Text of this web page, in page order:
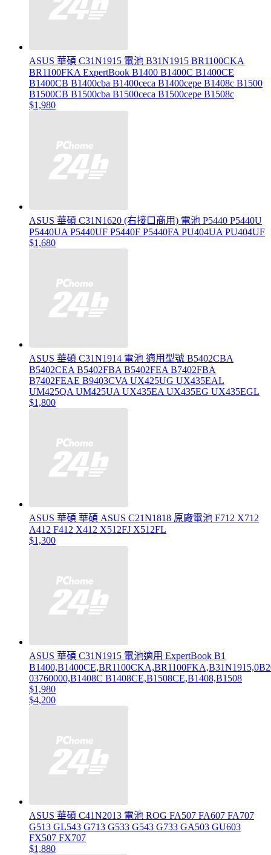
ASUS 華碩 C31N1915 電池 B31N1915 BR1100CKA
BR1100FKA ExpertBook B1400 B1400C B1400CE
B1400CB B1400cba B1400ceca B1400cepe B1408c B1500
B1500CB B1500cba B1500ceca B1500cepe B1508c
$1,980
ASUS 華碩 C31N1620 (右接口商用) 電池 P5440 P5440U
P5440UA P5440UF P5440F P5440FA PU404UA PU404UF
$1,680
ASUS 華碩 C31N1914 電池 適用型號 B5402CBA
B5402CEA B5402FBA B5402FEA B7402FBA
B7402FEAE B9403CVA UX425UG UX435EAL
UM425QA UM425UA UX435EA UX435EG UX435EGL
$1,800
ASUS 華碩 華碩 ASUS C21N1818 原廠電池 F712 X712
A412 F412 X412 X512FJ X512FL
$1,300
ASUS 華碩 C31N1915 電池適用 ExpertBook B1
03760000,B1408C B1408CE,B1508CE,B1408,B1508
$1,980
$4,200
ASUS 華碩 C41N2013 電池 ROG FA507 FA607 FA707
G513 GL543 G713 G533 G543 G733 GA503 GU603
FX507 FX707
$1,880